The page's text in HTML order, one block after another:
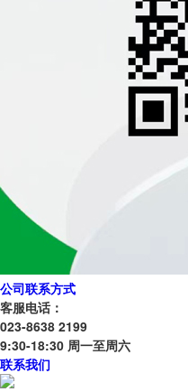
公司联系方式
客服电话：
023-8638 2199
9:30-18:30 周一至周六
联系我们